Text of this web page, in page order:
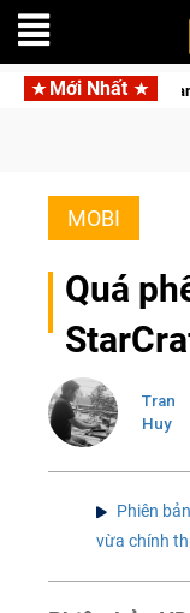
Mới Nhất
Trang bị của game thủ
MOBI
Quá
Tran
Huy
Phiên
vừa chính